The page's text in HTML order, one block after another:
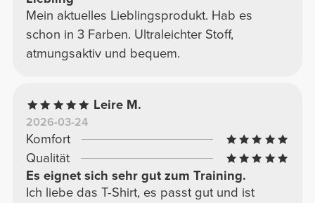
Mein aktuelles Lieblingsprodukt. Hab es
schon in 3 Farben. Ultraleichter Stoff,
atmungsaktiv und bequem.
Leire M.
2026-03-24
Komfort
Qualität
Es eignet sich sehr gut zum Training.
Ich liebe das T-Shirt, es passt gut und ist